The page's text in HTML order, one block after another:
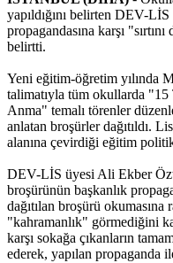
yapıldığını belirten DEV-
propagandasına karşı
belirtti.
Yeni eğitim-öğretim yılında
talimatıyla tüm okullarda
Anma" temalı törenler
anlatan broşürler dağıtıldı.
alanına çevirdiği eğitim
DEV-LİS üyesi Ali Ekber
broşürünün başkanlık
dağıtılan broşürü
"kahramanlık" görmediğini
karşı sokağa çıkanların
ederek, yapılan propaganda